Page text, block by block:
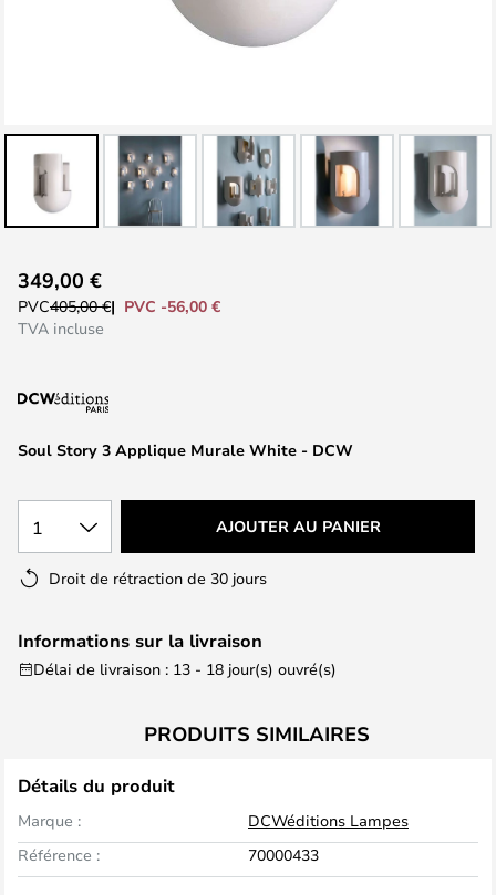
to
the
the
gallery
Soul Story 3 Applique Murale White - DCW
349,00 €
PVC405,00 €
PVC -56,00 €
TVA incluse
1 AJOUTER AU PANIER
Droit de rétraction de 30 jours
Informations sur la livraison
Délai de livraison : 13 - 18 jour(s) ouvré(s)
PRODUITS SIMILAIRES
Détails du produit
Marque :
DCWéditions Lampes
Référence :
70000433